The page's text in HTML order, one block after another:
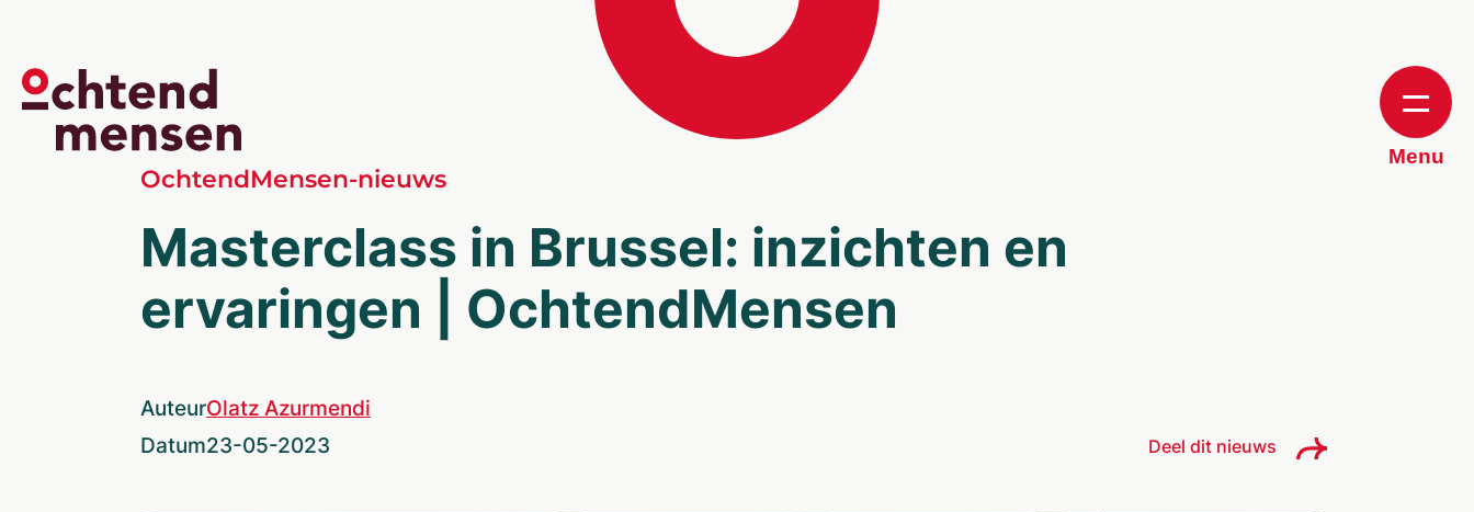
Menu
OchtendMensen-nieuws
Masterclass in Brussel: inzichten en
ervaringen | OchtendMensen
AuteurOlatz Azurmendi
Datum23-05-2023 Deel dit nieuws